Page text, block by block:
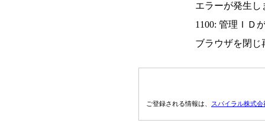
エラーが発生し
1100: 管理ＩＤ
ブラウザを閉じ
ご登録される情報は、 スパイラル株式会